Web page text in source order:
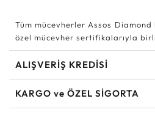
Tüm mücevherler Assos
özel mücevher sertifikalarıyla
ALIŞVERİŞ KREDİSİ
KARGO ve ÖZEL SİGORTA